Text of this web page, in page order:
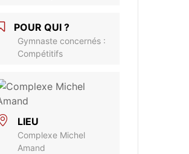
POUR QUI ?
Gymnaste concernés :
Compétitifs
LIEU
Complexe Michel
Amand